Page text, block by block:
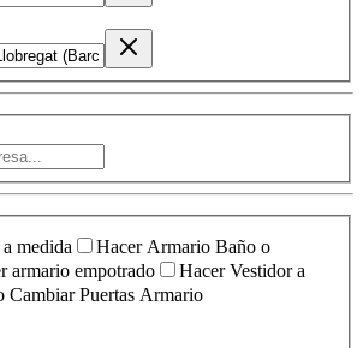
medida
Hacer Armario Baño o
armario empotrado
Hacer Vestidor a
Cambiar Puertas Armario